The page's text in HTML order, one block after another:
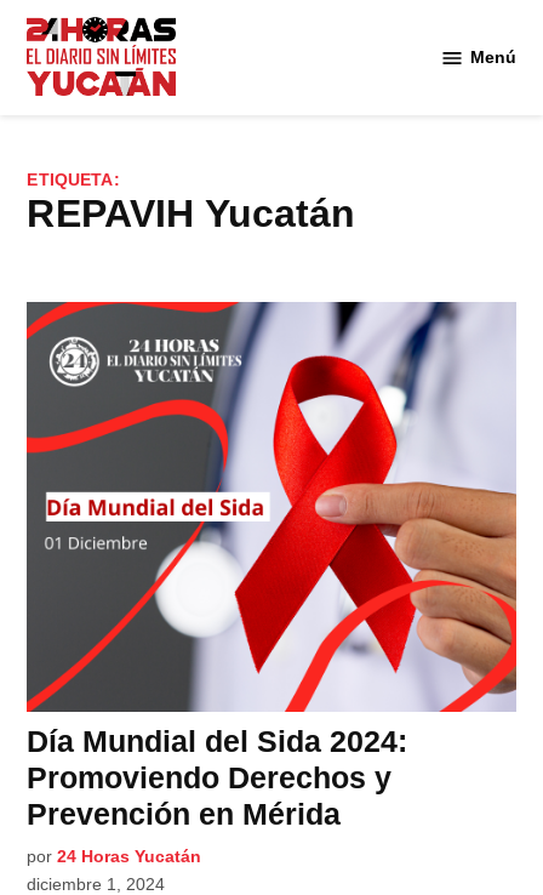
Saltar
contenido
Menú
ETIQUETA:
REPAVIH Yucatán
Día Mundial del Sida 2024:
Promoviendo Derechos y
Prevención en Mérida
por 24 Horas Yucatán
diciembre 1, 2024